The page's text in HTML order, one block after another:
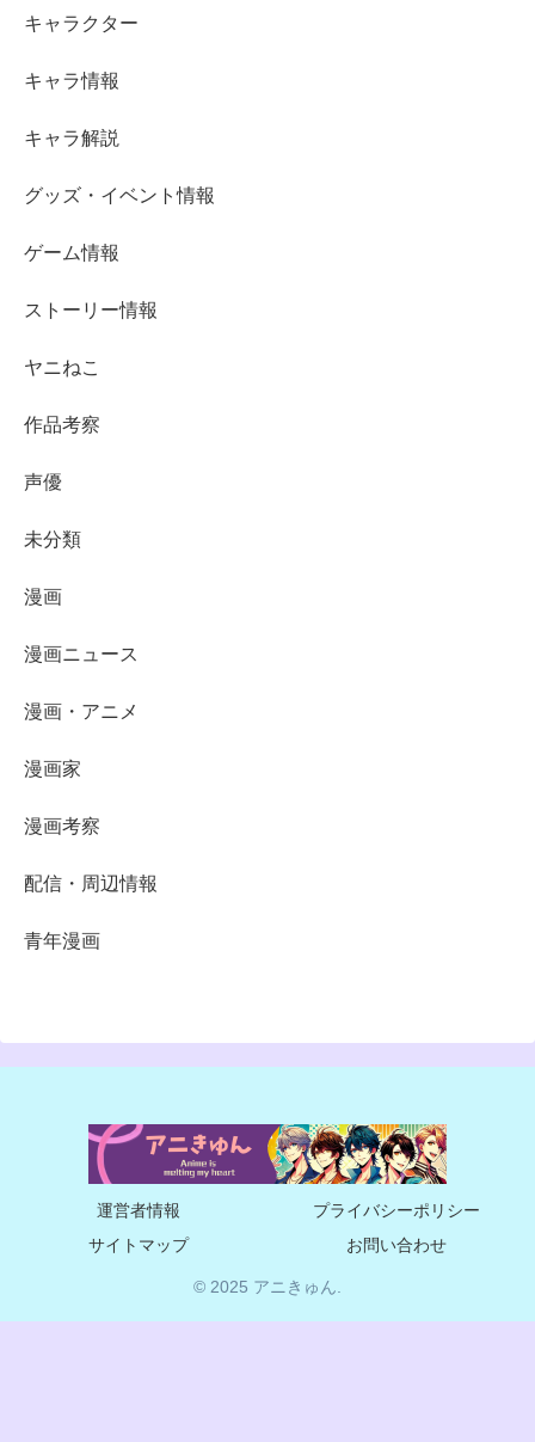
キャラクター
キャラ情報
キャラ解説
グッズ・イベント情報
ゲーム情報
ストーリー情報
ヤニねこ
作品考察
声優
未分類
漫画
漫画ニュース
漫画・アニメ
漫画家
漫画考察
配信・周辺情報
青年漫画
運営者情報
プライバシーポリシー
サイトマップ
お問い合わせ
© 2025 アニきゅん.